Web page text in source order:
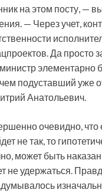
на этом посту, —
— Через учет,
Да просто
элементарно
подуставший уже
Анатольевич.
очевидно, что
не так, то
может быть
не удержаться.